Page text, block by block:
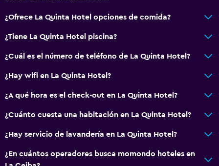
¿Ofrece La Quinta Hotel opciones de comida?
¿Tiene La Quinta Hotel piscina?
¿Cuál es el número de teléfono de La Quinta Hotel?
¿Hay wifi en La Quinta Hotel?
¿A qué hora es el check-out en La Quinta Hotel?
¿Cuánto cuesta una habitación en La Quinta Hotel?
¿Hay servicio de lavandería en La Quinta Hotel?
¿En cuántos operadores busca momondo hoteles en